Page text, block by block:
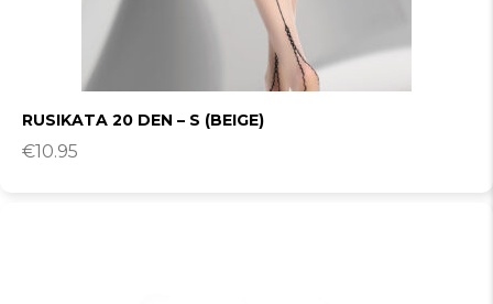
RUSIKATA 20 DEN – S (BEIGE)
€10.95